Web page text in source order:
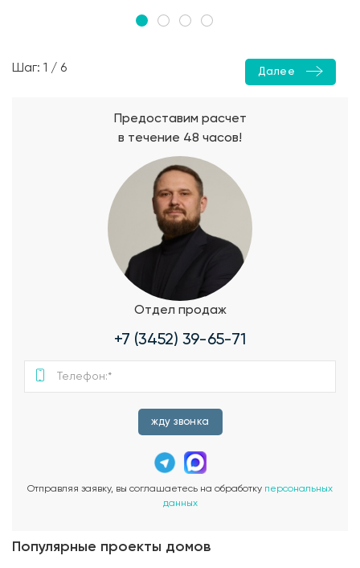
Шаг: 1 / 6 Далее
Предоставим расчет
в течение 48 часов!
Отдел продаж
+7 (3452) 39-65-71
жду звонка
Отправляя заявку, вы соглашаетесь на обработку персональных
данных
Популярные проекты домов